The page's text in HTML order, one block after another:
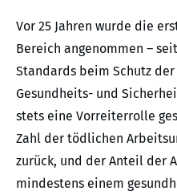
Vor 25 Jahren wurde die
Bereich angenommen –
Standards beim Schutz
Gesundheits- und
stets eine Vorreiterrolle
Zahl der tödlichen
zurück, und der Anteil der
mindestens einem